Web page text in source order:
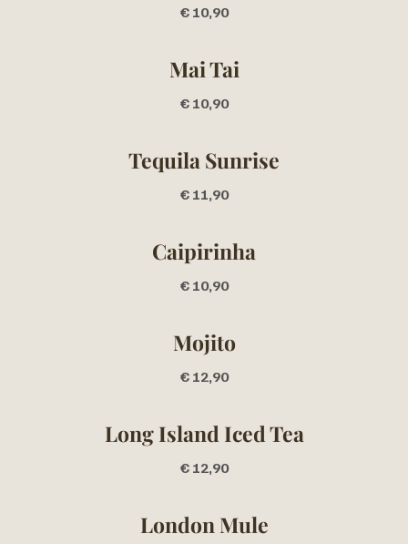
€ 10,90
Mai Tai
€ 10,90
Tequila Sunrise
€ 11,90
Caipirinha
€ 10,90
Mojito
€ 12,90
Long Island Iced Tea
€ 12,90
London Mule